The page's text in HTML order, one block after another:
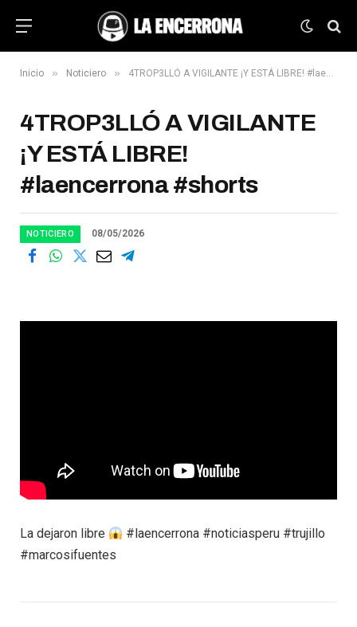
Inicio » Noticiero » 4TROP3LLÓ A VIGILANTE ¡Y ESTÁ LIBRE! #laencerrona #shorts
4TROP3LLÓ A VIGILANTE
¡Y ESTÁ LIBRE!
#laencerrona #shorts
NOTICIERO 08/05/2026
La dejaron libre
#laencerrona #noticiasperu #trujillo
#marcosifuentes